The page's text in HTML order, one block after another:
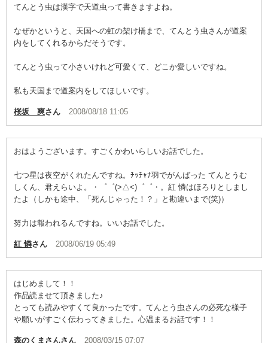
てんとう虫は漢字で天道虫って書きますよね。
なぜかというと、天国への虹の架け橋まで、てんとう虫さんが道案
内をしてくれるからだそうです。
てんとう虫って小さいけれど可愛くて、どこか愛しいですね。
私も天国まで道案内をしてほしいです。
桜坂 爽さん 2008/08/18 11:05
おはようございます。すごくかわいらしいお話でした。
七つ星は夜空がくれたんですね。ﾁｯﾁｬﾅ羽でがんばった てんとうむ
しくん、君えらいよ。・゜゜(>△<)゜゜・。紅 憐はほろりとしまし
たよ（しかも途中、「死んじゃった！？」と勘違いまで(笑)）
努力は報われるんですね。いいお話でした。
紅 憐さん 2008/06/19 05:49
はじめまして！！
作品読ませて頂きました♪
とっても読みやすくて良かったです。てんとう虫さんの必死な様子
や願いがすごく伝わってきました。心温まるお話です！！
森のくまさんさん 2008/03/15 07:07